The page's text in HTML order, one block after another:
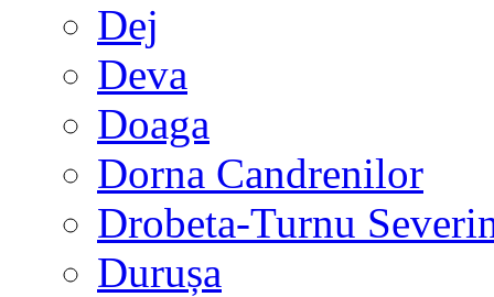
Dej
Deva
Doaga
Dorna Candrenilor
Drobeta-Turnu
Durușa